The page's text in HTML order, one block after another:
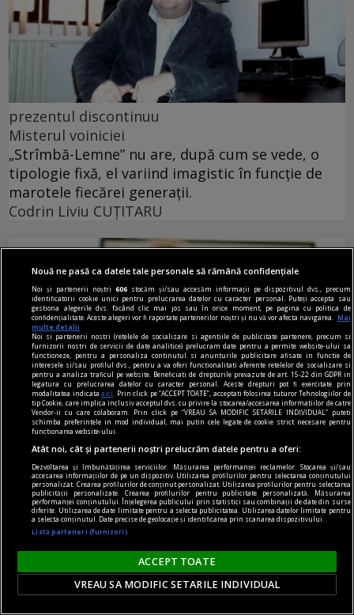
prezentul discontinuu
Misterul voiniciei
„Strîmbă-Lemne” nu are, după cum se vede, o
tipologie fixă, el variind imagistic în funcţie de
marotele fiecărei generaţii.
Codrin Liviu CUŢITARU
cuvinte nepotrivite
Înscenări
În lipsa exemplelor, utilizatorul obișnuit al
dicționarului nu poate fi sigur de excluderea unei
construcții.
Rodica ZAFIU
Nouă ne pasă ca datele tale personale să rămână confidențiale
Noi și partenerii noștri606 stocăm și/sau accesăm informații pe dispozitivul dvs., precum
identificatorii cookie unici pentru prelucrarea datelor cu caracter personal. Puteți accepta sau
gestiona alegerile dvs. făcând clic mai jos sau în orice moment, pe pagina cu politica de
confidențialitate. Aceste alegeri vor fi raportate partenerilor noștri și nu vă vor afecta navigarea.
Mai
multe detalii
Noi si partenerii nostri (retelele de socializare si agentiile de publicitate partenere, precum si
furnizorii nostri de servicii de date analitice) prelucram date pentru a permite website-ului sa
functioneze, pentru a personaliza continutul si anunturile publicitare afisate in functie de
interesele si/sau profilul dvs., pentru a va oferi functionalitati aferente retelelor de socializare si
pentru a analiza traficul pe website. Beneficiati de drepturile prevazute de art. 15-22 din GDPR in
legatura cu prelucrarea datelor cu caracter personal. Aceste drepturi pot fi exercitate prin
modalitatea indicataaici
. Prin click pe “ACCEPT TOATE”, acceptati folosirea tuturor Tehnologiilor de
tip Cookie, care implica inclusiv acceptul dvs. cu privire la stocarea/accesarea informatiilor de catre
Vendor-ii cu care colaboram. Prin click pe “VREAU SA MODIFIC SETARILE INDIVIDUAL” puteti
schimba preferintele in mod individual, mai putin cele legate de cookie strict necesare pentru
functionarea website-ului.
Atât noi, cât și partenerii noștri prelucrăm datele pentru a oferi:
Dezvoltarea și îmbunătățirea serviciilor. Măsurarea performanței reclamelor. Stocarea și/sau
accesarea informațiilor de pe un dispozitiv. Utilizarea profilurilor pentru selectarea conținutului
personalizat. Crearea profilurilor de conținut personalizat. Utilizarea profilurilor pentru selectarea
publicității personalizate. Crearea profilurilor pentru publicitate personalizată. Măsurarea
performanței conținutului. Înțelegerea publicului prin statistici sau combinații de date din surse
diferite. Utilizarea de date limitate pentru a selecta publicitatea. Utilizarea datelor limitate pentru
a selecta conținutul. Date precise de geolocație și identificarea prin scanarea dispozitivului.
Listă parteneri (furnizori)
ACCEPT TOATE
VREAU SA MODIFIC SETARILE INDIVIDUAL